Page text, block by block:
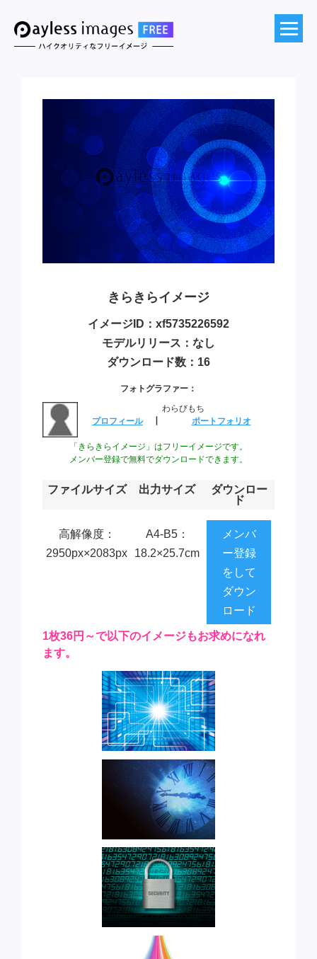
きらきらイメージ
イメージID：xf5735226592
モデルリリース：なし
ダウンロード数：16
フォトグラファー：
わらびもち
プロフィール
ポートフォリオ
「きらきらイメージ」はフリーイメージです。
メンバー登録で無料でダウンロードできます。
ファイルサイズ 出力サイズ
ダウンロー
ド
高解像度：
2950px×2083px
A4-B5：
18.2×25.7cm
メンバ
ー登録
をして
ダウン
ロード
1枚36円～で以下のイメージもお求めになれ
ます。